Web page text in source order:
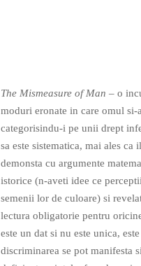
The Mismeasure of Man – o
moduri eronate in care omul si-
categorisindu-i pe unii drept
sa este sistematica, mai ales ca
demonsta cu argumente
istorice (n-aveti idee ce
semenii lor de culoare) si
lectura obligatorie pentru
este un dat si nu este unica,
discriminarea se pot manifesta